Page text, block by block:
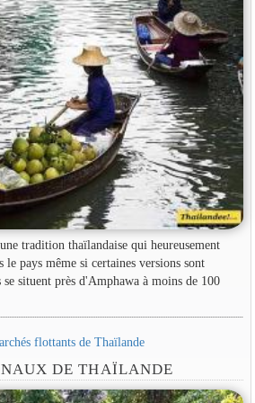
tradition thaïlandaise qui heureusement
le pays même si certaines versions sont
situent près d'Amphawa à moins de 100
flottants de Thaïlande
DE THAÏLANDE